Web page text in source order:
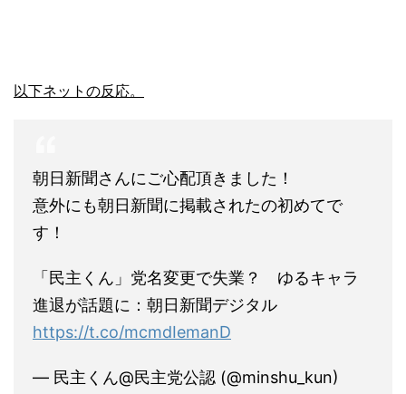
以下ネットの反応。
朝日新聞さんにご心配頂きました！
意外にも朝日新聞に掲載されたの初めてで
す！
「民主くん」党名変更で失業？ ゆるキャラ
進退が話題に：朝日新聞デジタル
https://t.co/mcmdIemanD
— 民主くん@民主党公認 (@minshu_kun)